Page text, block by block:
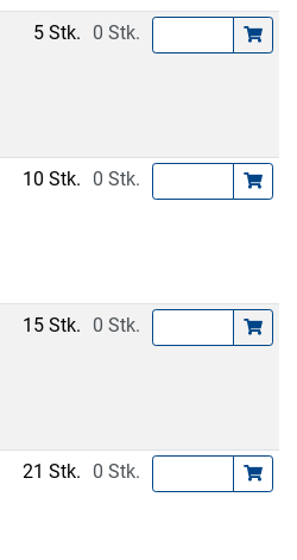
5 Stk. 0 Stk.
10 Stk. 0 Stk.
15 Stk. 0 Stk.
21 Stk. 0 Stk.